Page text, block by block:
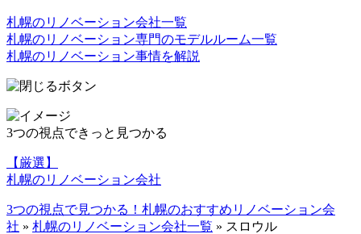
札幌のリノベーション会社一覧
札幌のリノベーション専門のモデルルーム一覧
札幌のリノベーション事情を解説
3つの視点できっと見つかる
【厳選】
札幌のリノベーション会社
3つの視点で見つかる！札幌のおすすめリノベーション会
社 » 札幌のリノベーション会社一覧 » スロウル